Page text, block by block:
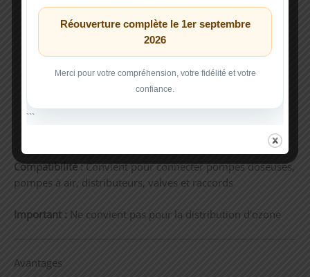
Noir
Jaune
Vert
Compatibilité :Convient pour connecter pompes doseuses,
pompes à air, distributeurs, valves et raccords
Important : Ne convient pas pour la distribution d’ozone
Avantages
Réouverture complète le 1er septembre
2026
Merci pour votre compréhension, votre fidélité et votre
confiance.
```